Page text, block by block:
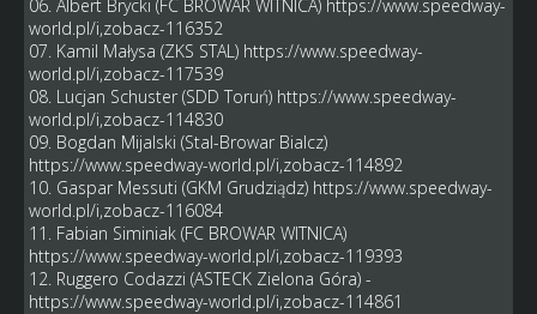
06. Albert Brycki (FC BROWAR WITNICA) https://www.speedway-
world.pl/i,zobacz-116352
07. Kamil Małysa (ZKS STAL) https://www.speedway-
world.pl/i,zobacz-117539
08. Lucjan Schuster (SDD Toruń) https://www.speedway-
world.pl/i,zobacz-114830
09. Bogdan Mijalski (Stal-Browar Bialcz)
https://www.speedway-world.pl/i,zobacz-114892
10. Gaspar Messuti (GKM Grudziądz) https://www.speedway-
world.pl/i,zobacz-116084
11. Fabian Siminiak (FC BROWAR WITNICA)
https://www.speedway-world.pl/i,zobacz-119393
12. Ruggero Codazzi (ASTECK Zielona Góra) -
https://www.speedway-world.pl/i,zobacz-114861